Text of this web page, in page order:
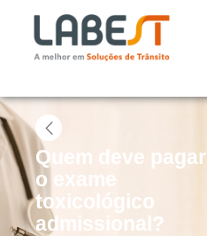
Quem deve pagar
o exame
toxicológico
admissional?